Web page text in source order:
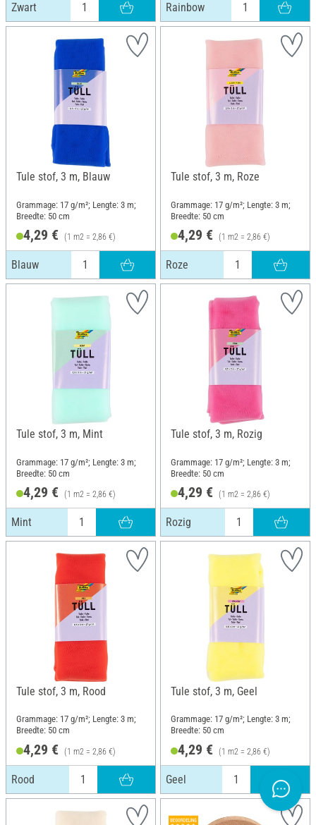
Zwart Rainbow
Tule stof, 3 m, Blauw
Grammage: 17 g/m²; Lengte: 3 m;
Breedte: 50 cm
4,29 € (1 m2 = 2,86 €)
Blauw
Tule stof, 3 m, Roze
Grammage: 17 g/m²; Lengte: 3 m;
Breedte: 50 cm
4,29 € (1 m2 = 2,86 €)
Roze
Tule stof, 3 m, Mint
Grammage: 17 g/m²; Lengte: 3 m;
Breedte: 50 cm
4,29 € (1 m2 = 2,86 €)
Mint
Tule stof, 3 m, Rozig
Grammage: 17 g/m²; Lengte: 3 m;
Breedte: 50 cm
4,29 € (1 m2 = 2,86 €)
Rozig
Tule stof, 3 m, Rood
Grammage: 17 g/m²; Lengte: 3 m;
Breedte: 50 cm
4,29 € (1 m2 = 2,86 €)
Rood
Tule stof, 3 m, Geel
Grammage: 17 g/m²; Lengte: 3 m;
Breedte: 50 cm
4,29 € (1 m2 = 2,86 €)
Geel